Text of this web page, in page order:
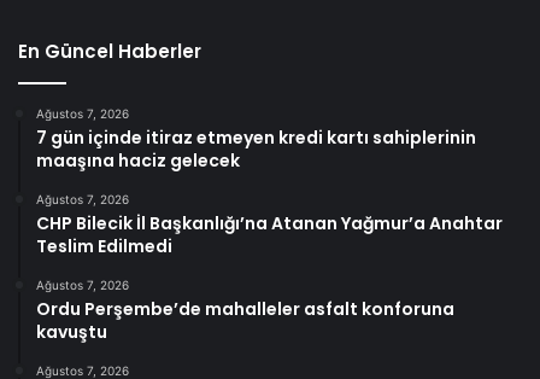
En Güncel Haberler
Ağustos 7, 2026
7 gün içinde itiraz etmeyen kredi kartı sahiplerinin
maaşına haciz gelecek
Ağustos 7, 2026
CHP Bilecik İl Başkanlığı’na Atanan Yağmur’a Anahtar
Teslim Edilmedi
Ağustos 7, 2026
Ordu Perşembe’de mahalleler asfalt konforuna
kavuştu
Ağustos 7, 2026